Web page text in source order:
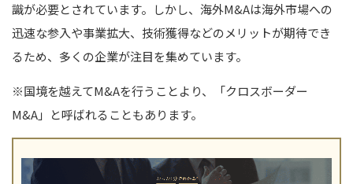
識が必要とされています。 しかし、海外M&Aは海外市場への
迅速な参入や事業拡大、技術獲得などのメリットが期待でき
るため、多くの企業が注目を集めています。
※国境を越えてM&Aを行うことより、「クロスボーダー
M&A」と呼ばれることもあります。